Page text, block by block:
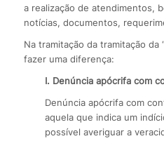
a realização de atendimentos,
notícias, documentos,
Na tramitação da tramitação da
fazer uma diferença:
I. Denúncia apócrifa com
Denúncia apócrifa com
aquela que indica um
possível averiguar a